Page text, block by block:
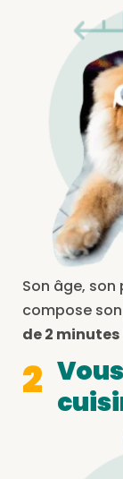
Son âge, son
compose son
de 2 minutes
2